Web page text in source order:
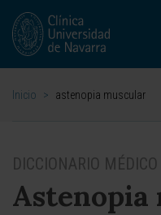
Inicio > astenopia muscular
DICCIONARIO MÉDICO
Astenopia